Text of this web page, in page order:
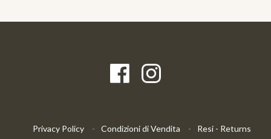
Privacy Policy Condizioni di Vendita Resi - Returns